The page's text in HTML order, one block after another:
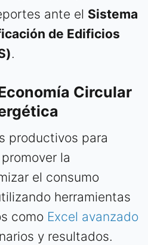
ante el Sistema
de Edificios
.
Circular
productivos para
la
el consumo
herramientas
como Excel avanzado
y resultados.